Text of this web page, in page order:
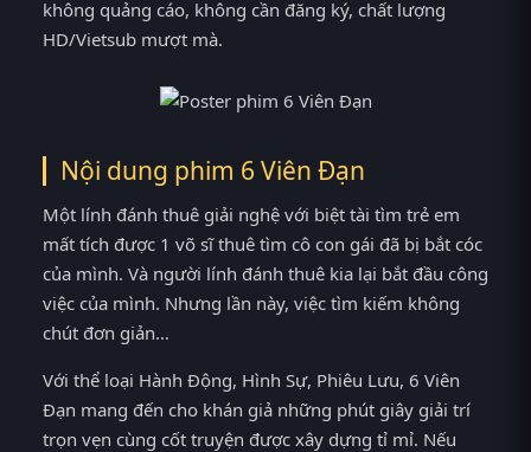
không quảng cáo, không cần đăng ký, chất lượng
HD/Vietsub mượt mà.
Nội dung phim 6 Viên Đạn
Một lính đánh thuê giải nghệ với biệt tài tìm trẻ em
mất tích được 1 võ sĩ thuê tìm cô con gái đã bị bắt cóc
của mình. Và người lính đánh thuê kia lại bắt đầu công
việc của mình. Nhưng lần này, việc tìm kiếm không
chút đơn giản…
Với thể loại Hành Động, Hình Sự, Phiêu Lưu, 6 Viên
Đạn mang đến cho khán giả những phút giây giải trí
trọn vẹn cùng cốt truyện được xây dựng tỉ mỉ. Nếu